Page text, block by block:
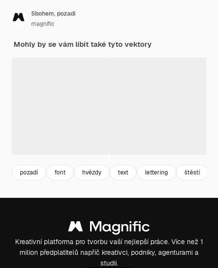
Sbohem, pozadí
magnific
Mohly by se vám líbit také tyto vektory
pozadí font hvězdy text lettering štěstí
Kreativní platforma pro tvorbu vaší nejlepší práce. Více než 1
milion předplatitelů napříč kreativci, podniky, agenturami a
studii.